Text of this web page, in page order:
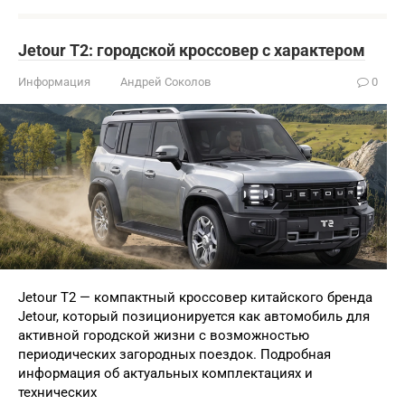
Jetour T2: городской кроссовер с характером
Информация Андрей Соколов 0
Jetour T2 — компактный кроссовер китайского бренда
Jetour, который позиционируется как автомобиль для
активной городской жизни с возможностью
периодических загородных поездок. Подробная
информация об актуальных комплектациях и
технических